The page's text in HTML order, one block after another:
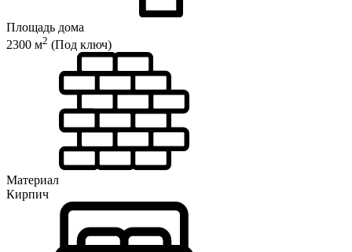
Площадь дома
2300 м2 (Под ключ)
Материал
Кирпич